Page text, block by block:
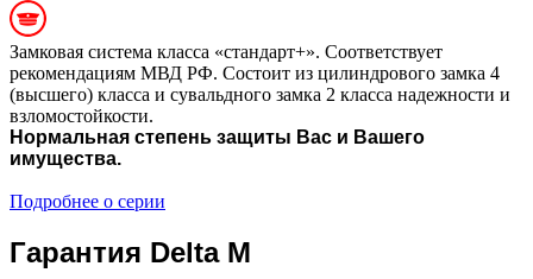
Замковая система класса «стандарт+». Соответствует
рекомендациям МВД РФ. Состоит из цилиндрового замка 4
(высшего) класса и сувальдного замка 2 класса надежности и
взломостойкости.
Нормальная степень защиты Вас и Вашего
имущества.
Подробнее о серии
Гарантия Delta M